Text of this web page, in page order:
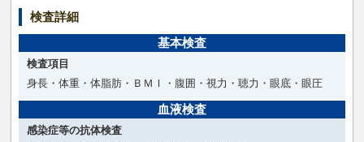
検査詳細
基本検査
検査項目
身長・体重・体脂肪・ＢＭＩ・腹囲・視力・聴力・眼底・眼圧
血液検査
感染症等の抗体検査